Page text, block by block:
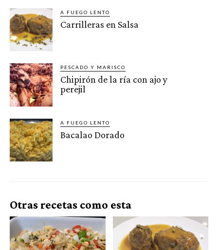
A FUEGO LENTO
Carrilleras en Salsa
PESCADO Y MARISCO
Chipirón de la ría con ajo y
perejil
A FUEGO LENTO
Bacalao Dorado
Otras recetas como esta